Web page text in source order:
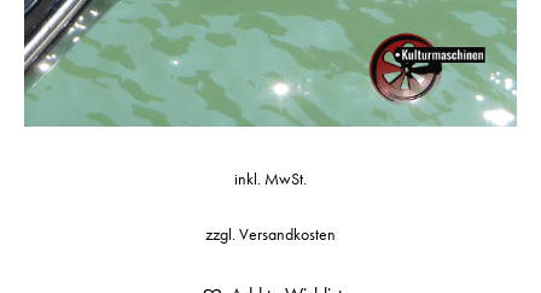
inkl. MwSt.
zzgl.Versandkosten